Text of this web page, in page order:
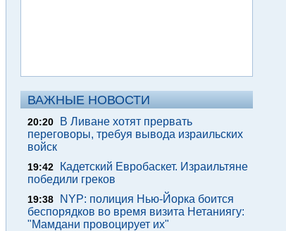
ВАЖНЫЕ НОВОСТИ
20:20
В Ливане хотят прервать
переговоры, требуя вывода израильских
войск
19:42
Кадетский Евробаскет. Израильтяне
победили греков
19:38
NYP: полиция Нью-Йорка боится
беспорядков во время визита Нетаниягу:
"Мамдани провоцирует их"